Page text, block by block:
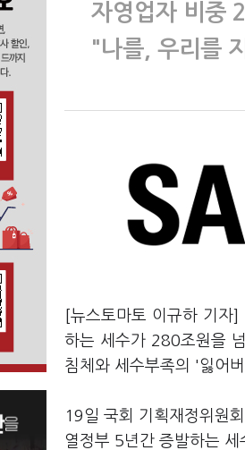
자영업자 비중
"나를, 우리를
[뉴스토마토 이규하 기자
하는 세수가 280조원을
침체와 세수부족의 '잃어
19일 국회 기획재정위원
열정부 5년간 증발하는